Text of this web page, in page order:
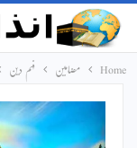
Home مضامین فہم دین